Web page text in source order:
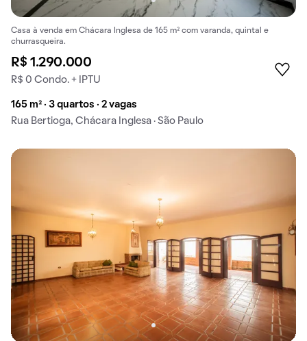
Casa à venda em Chácara Inglesa de 165 m² com varanda, quintal e
churrasqueira.
R$ 1.290.000
R$ 0 Condo. + IPTU
165 m² · 3 quartos · 2 vagas
Rua Bertioga, Chácara Inglesa · São Paulo